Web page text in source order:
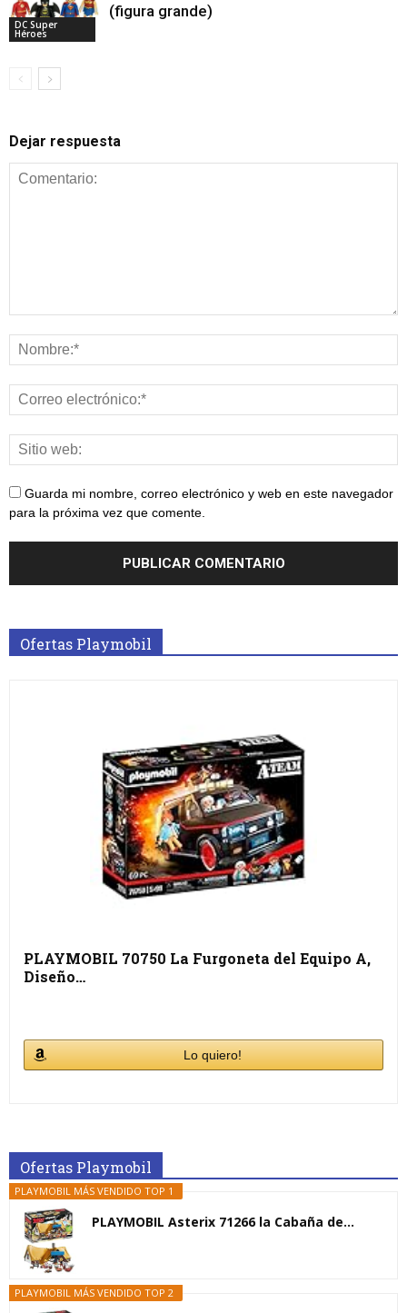
DC Super
Héroes
(figura grande)
Dejar respuesta
Guarda mi nombre, correo electrónico y web en este navegador
para la próxima vez que comente.
Ofertas Playmobil
PLAYMOBIL 70750 La Furgoneta del Equipo A,
Diseño…
Lo quiero!
Ofertas Playmobil
PLAYMOBIL MÁS VENDIDO TOP 1
PLAYMOBIL Asterix 71266 la Cabaña de...
PLAYMOBIL MÁS VENDIDO TOP 2